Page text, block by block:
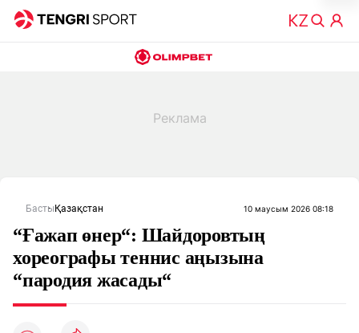
БастыҚазақстан 10 маусым 2026 08:18
“Ғажап өнер“: Шайдоровтың
хореографы теннис аңызына
“пародия жасады“